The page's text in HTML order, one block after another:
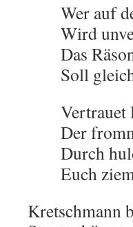
Wer auf
Wird
Das
Soll
Vertrauet
Der
Durch
Euch
Kretschmann